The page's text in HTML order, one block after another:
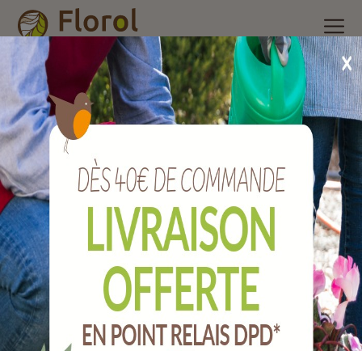
Accueil Nos produits /Manches/Manches ciré/
Manche
outils de jardin embout conique lg.160 cm. Ø 28 mm.
Manche outils de jardin embout conique
lg.160 cm. Ø 28 mm.